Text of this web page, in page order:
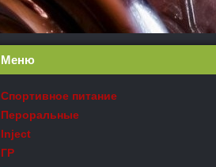
Меню
Спортивное питание
Пероральные
Inject
ГР